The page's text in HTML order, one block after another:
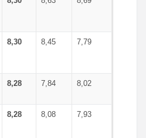
8,30 8,45 7,79
8,28 7,84 8,02
8,28 8,08 7,93